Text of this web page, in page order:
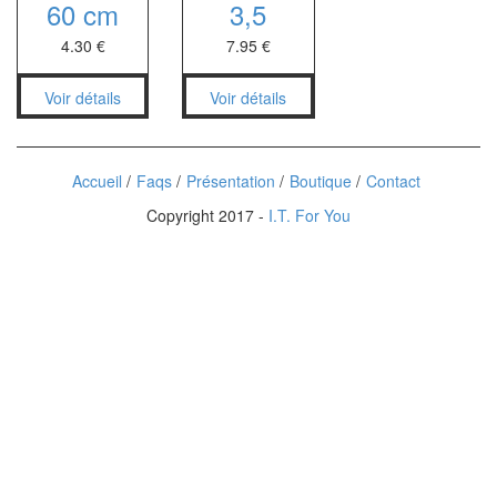
Broderie-Caneva
Bonneterie
Chaussant
60 cm
4.30 €
Voir détails
3,5
7.95 €
Voir détails
Accueil Faqs Présentation Boutique
Contact
Copyright 2017 - I.T. For You